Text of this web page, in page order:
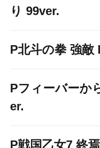
り 99ver.
P北斗の拳 強敵
Pフィーバーか
er.
P戦国乙女7 終